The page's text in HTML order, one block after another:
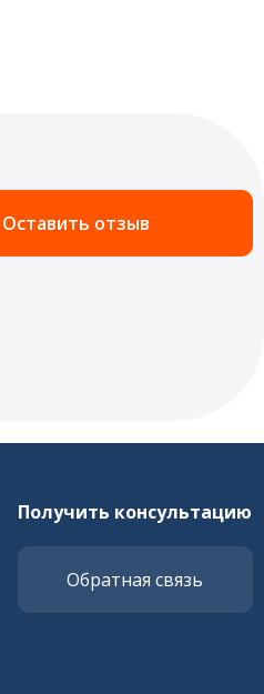
Оставить отзыв
Получить консультацию
Обратная связь